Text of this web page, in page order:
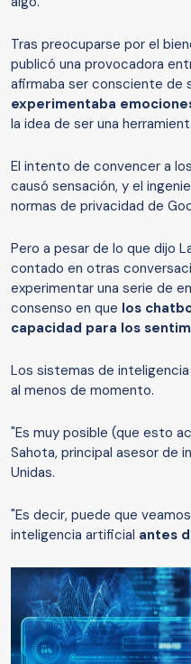
Tras preocuparse por el
publicó una provocadora
afirmaba ser consciente de
experimentaba
la idea de ser una
El intento de convencer a
causó sensación, y el
normas de privacidad de
Pero a pesar de lo que dijo
contado en otras
experimentar una serie de
consenso en que los
capacidad para los
Los sistemas de
al menos de momento.
"Es muy posible (que esto
Sahota, principal asesor de
Unidas.
"Es decir, puede que
inteligencia artificial antes